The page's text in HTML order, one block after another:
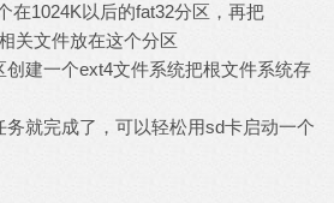
在1024K以后的fat32分区，再把
关文件放在这个分区
创建一个ext4文件系统把根文件系统存
务就完成了，可以轻松用sd卡启动一个